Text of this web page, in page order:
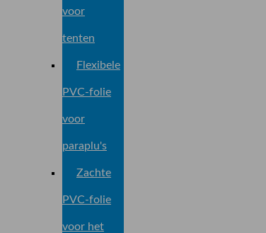
voor
tenten
Flexibele
PVC-folie
voor
paraplu's
Zachte
PVC-folie
voor het